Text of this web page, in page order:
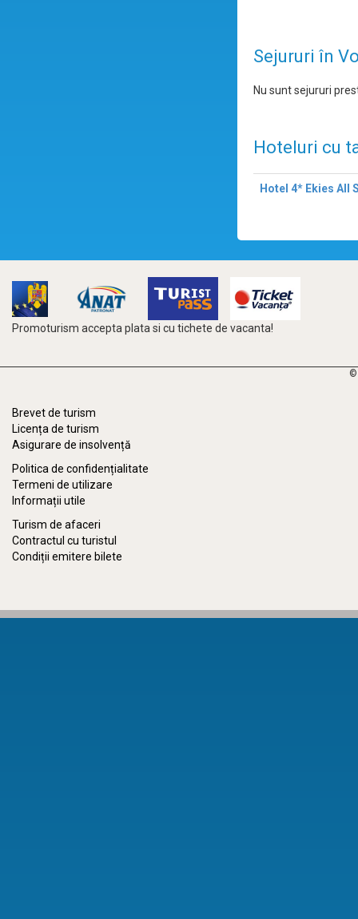
Sejururi în
Nu sunt sejururi
Hoteluri cu
Hotel 4* Ekies All
Promoturism accepta plata si cu tichete de vacanta!
©
Brevet de turism
Licența de turism
Asigurare de insolvență
Politica de confidențialitate
Termeni de utilizare
Informații utile
Turism de afaceri
Contractul cu turistul
Condiții emitere bilete